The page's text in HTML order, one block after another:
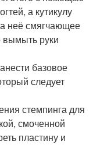
а кутикулу
неё смягчающее
вымыть руки
базовое
следует
стемпинга для
смоченной
пластину и